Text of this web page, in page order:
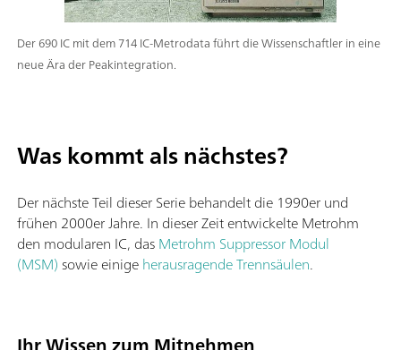
Der 690 IC mit dem 714 IC-Metrodata führt die Wissenschaftler in eine
neue Ära der Peakintegration.
Was kommt als nächstes?
Der nächste Teil dieser Serie behandelt die 1990er und
frühen 2000er Jahre. In dieser Zeit entwickelte Metrohm
den modularen IC, dasMetrohm Suppressor Modul
(MSM)sowie einigeherausragende Trennsäulen.